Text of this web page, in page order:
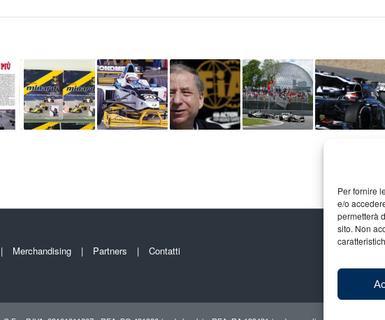
Per fornire
e/o
permetterà
sito. Non
Merchandising Partners Contatti